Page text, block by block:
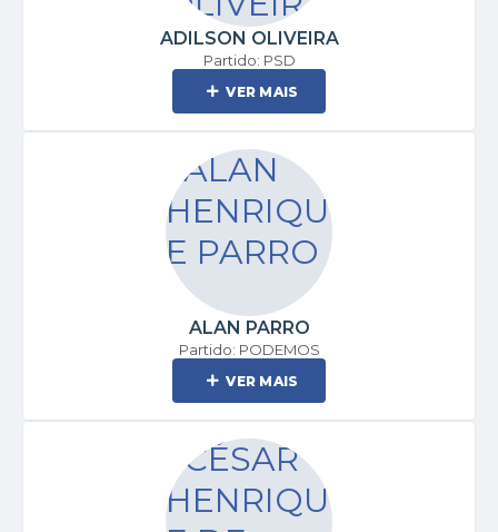
ADILSON OLIVEIRA
Partido: PSD
VER MAIS
ALAN PARRO
Partido: PODEMOS
VER MAIS